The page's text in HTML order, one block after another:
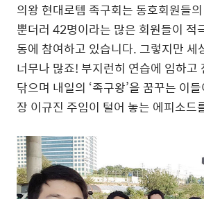
의왕 현대로템 족구회는 동호회원들
뿐더러 42명이라는 많은 회원들이 적
동에 참여하고 있습니다. 그렇지만 세
너무나 많죠! 부지런히 연습에 임하고
닦으며 내일의 ‘족구왕’을 꿈꾸는 이
장 이규진 주임이 털어 놓는 에피소드